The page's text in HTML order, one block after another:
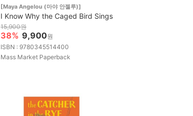
[Maya Angelou (마야 안젤루)]
I Know Why the Caged Bird Sings
15,900원
38% 9,900원
ISBN : 9780345514400
Mass Market Paperback